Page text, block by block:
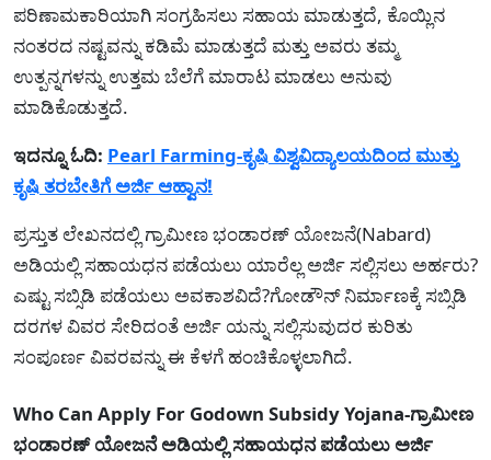
ಪರಿಣಾಮಕಾರಿಯಾಗಿ ಸಂಗ್ರಹಿಸಲು ಸಹಾಯ ಮಾಡುತ್ತದೆ, ಕೊಯ್ಲಿನ
ನಂತರದ ನಷ್ಟವನ್ನು ಕಡಿಮೆ ಮಾಡುತ್ತದೆ ಮತ್ತು ಅವರು ತಮ್ಮ
ಉತ್ಪನ್ನಗಳನ್ನು ಉತ್ತಮ ಬೆಲೆಗೆ ಮಾರಾಟ ಮಾಡಲು ಅನುವು
ಮಾಡಿಕೊಡುತ್ತದೆ.
ಇದನ್ನೂ ಓದಿ: Pearl Farming-ಕೃಷಿ ವಿಶ್ವವಿದ್ಯಾಲಯದಿಂದ ಮುತ್ತು
ಕೃಷಿ ತರಬೇತಿಗೆ ಅರ್ಜಿ ಆಹ್ವಾನ!
ಪ್ರಸ್ತುತ ಲೇಖನದಲ್ಲಿ ಗ್ರಾಮೀಣ ಭಂಡಾರಣ್ ಯೋಜನೆ(Nabard)
ಅಡಿಯಲ್ಲಿ ಸಹಾಯಧನ ಪಡೆಯಲು ಯಾರೆಲ್ಲ ಅರ್ಜಿ ಸಲ್ಲಿಸಲು ಅರ್ಹರು?
ಎಷ್ಟು ಸಬ್ಸಿಡಿ ಪಡೆಯಲು ಅವಕಾಶವಿದೆ?ಗೋಡೌನ್ ನಿರ್ಮಾಣಕ್ಕೆ ಸಬ್ಸಿಡಿ
ದರಗಳ ವಿವರ ಸೇರಿದಂತೆ ಅರ್ಜಿ ಯನ್ನು ಸಲ್ಲಿಸುವುದರ ಕುರಿತು
ಸಂಪೂರ್ಣ ವಿವರವನ್ನು ಈ ಕೆಳಗೆ ಹಂಚಿಕೊಳ್ಳಲಾಗಿದೆ.
Who Can Apply For Godown Subsidy Yojana-ಗ್ರಾಮೀಣ
ಭಂಡಾರಣ್ ಯೋಜನೆ ಅಡಿಯಲ್ಲಿ ಸಹಾಯಧನ ಪಡೆಯಲು ಅರ್ಜಿ